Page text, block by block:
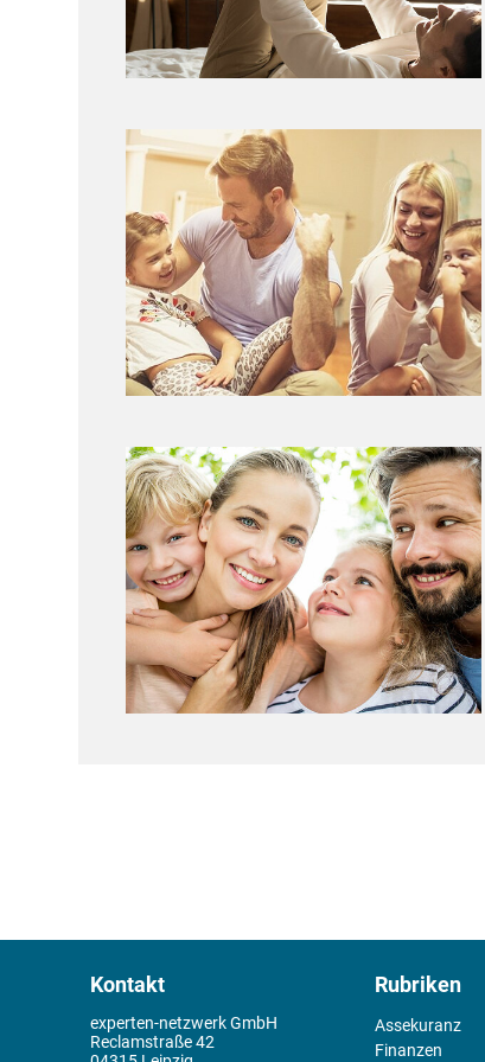
Kontakt
experten-netzwerk GmbH
Reclamstraße 42
Rubriken
Assekuranz
Finanzen